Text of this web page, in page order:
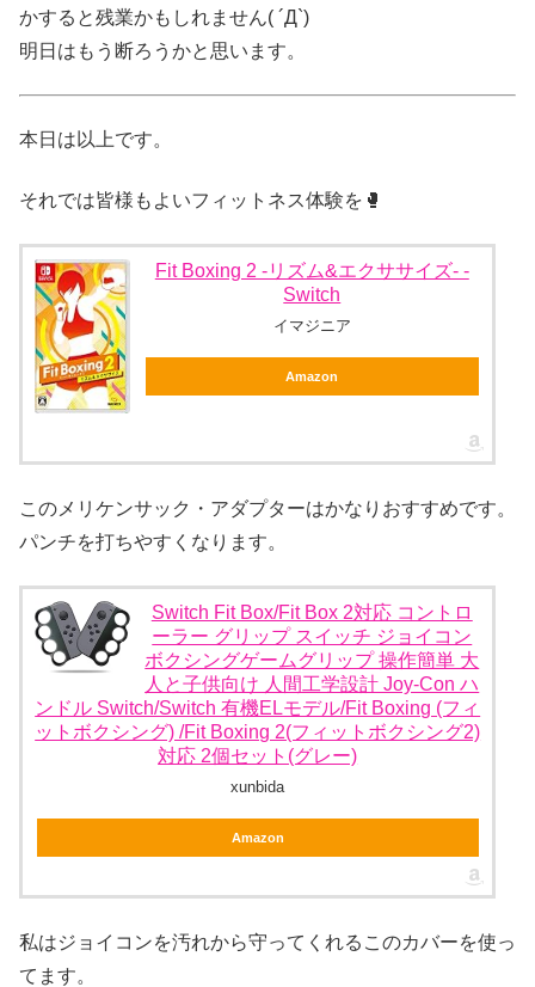
かすると残業かもしれません( ´Д`)
明日はもう断ろうかと思います。
本日は以上です。
それでは皆様もよいフィットネス体験を🥊
Fit Boxing 2 -リズム&エクササイズ- -
Switch
イマジニア
Amazon
このメリケンサック・アダプターはかなりおすすめです。
パンチを打ちやすくなります。
Switch Fit Box/Fit Box 2対応 コントロ
ーラー グリップ スイッチ ジョイコン
ボクシングゲームグリップ 操作簡単 大
人と子供向け 人間工学設計 Joy-Con ハ
ンドル Switch/Switch 有機ELモデル/Fit Boxing (フィ
ットボクシング) /Fit Boxing 2(フィットボクシング2)
対応 2個セット(グレー)
xunbida
Amazon
私はジョイコンを汚れから守ってくれるこのカバーを使っ
てます。